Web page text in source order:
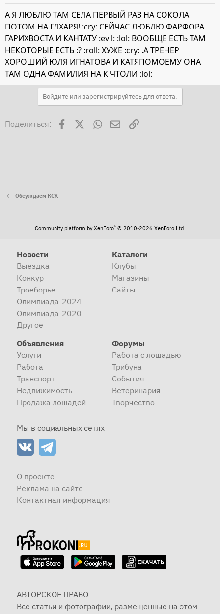
А Я ЛЮБЛЮ ТАМ СЕЛА ПЕРВЫЙ РАЗ НА СОКОЛА
ПОТОМ НА ГЛХАРЯ! :cry: СЕЙЧАС ЛЮБЛЮ ФАРФОРА
ГАРИХВОСТА И КАНТАТУ :evil: :lol: ВООБЩЕ ЕСТЬ ТАМ
НЕКОТОРЫЕ ЕСТЬ :? :roll: ХУЖЕ :cry: .А ТРЕНЕР
ХОРОШИЙ ЮЛЯ ИГНАТОВА И КАТЯПОМОЕМУ ОНА
ТАМ ОДНА ФАМИЛИЯ НА К ЧТОЛИ :lol:
Войдите или зарегистрируйтесь для ответа.
Поделиться: Facebook WhatsAppЭлектронная почта
Ссылка
Обсуждаем КСК
Community platform by XenForo® © 2010-2026 XenForo Ltd.
Новости
Выездка
Конкур
Троеборье
Олимпиада-2024
Олимпиада-2020
Другое
Каталоги
Клубы
Магазины
Сайты
Объявления
Услуги
Работа
Транспорт
Недвижимость
Продажа лошадей
Форумы
Работа с лошадью
Трибуна
События
Ветеринария
Творчество
Мы в социальных сетях
О проекте
Реклама на сайте
Контактная информация
АВТОРСКОЕ ПРАВО
Все статьи и фотографии, размещенные на этом